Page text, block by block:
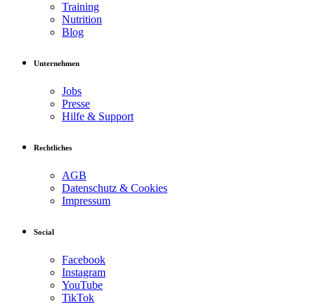
Training
Nutrition
Blog
Unternehmen
Jobs
Presse
Hilfe & Support
Rechtliches
AGB
Datenschutz & Cookies
Impressum
Social
Facebook
Instagram
YouTube
TikTok